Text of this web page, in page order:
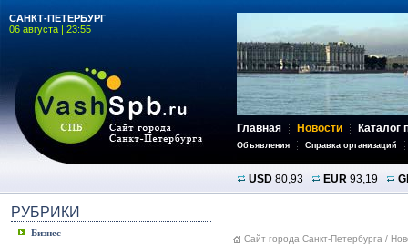
САНКТ-ПЕТЕРБУРГ
06 августа | 23:55
Главная Новости Каталог
Объявления Справка организаций
USD 80,93 EUR 93,19
РУБРИКИ
Бизнес
Сайт города Санкт-Петербурга /